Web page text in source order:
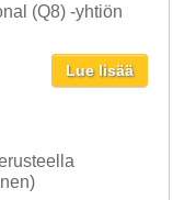
(Q8) -yhtiön
Lue lisää